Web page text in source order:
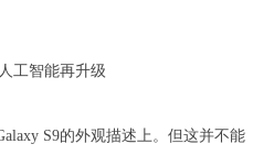
S9的外观描述上。但这并不能